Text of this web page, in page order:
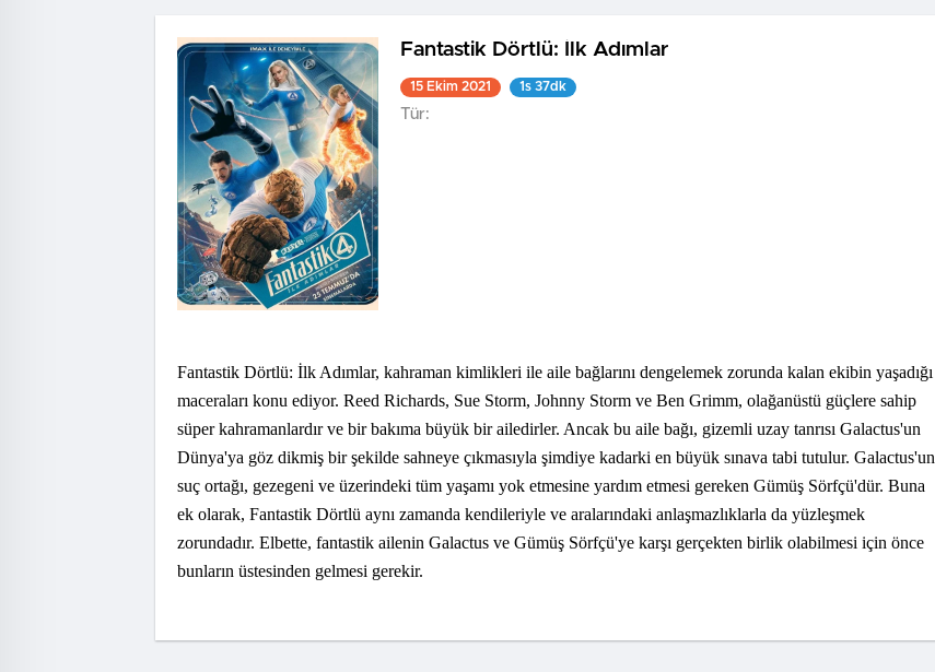
Fantastik Dörtlü: İlk Adımlar
15 Ekim 2021 1s 37dk
Tür:
Fantastik Dörtlü: İlk Adımlar, kahraman kimlikleri ile aile bağlarını dengelemek zorunda kalan ekibin yaşadığı
maceraları konu ediyor. Reed Richards, Sue Storm, Johnny Storm ve Ben Grimm, olağanüstü güçlere sahip
süper kahramanlardır ve bir bakıma büyük bir ailedirler. Ancak bu aile bağı, gizemli uzay tanrısı Galactus'un
Dünya'ya göz dikmiş bir şekilde sahneye çıkmasıyla şimdiye kadarki en büyük sınava tabi tutulur. Galactus'un
suç ortağı, gezegeni ve üzerindeki tüm yaşamı yok etmesine yardım etmesi gereken Gümüş Sörfçü'dür. Buna
ek olarak, Fantastik Dörtlü aynı zamanda kendileriyle ve aralarındaki anlaşmazlıklarla da yüzleşmek
zorundadır. Elbette, fantastik ailenin Galactus ve Gümüş Sörfçü'ye karşı gerçekten birlik olabilmesi için önce
bunların üstesinden gelmesi gerekir.